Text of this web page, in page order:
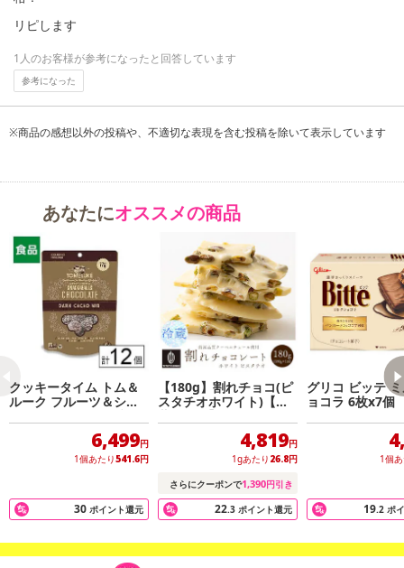
リピします
1人のお客様が参考になったと回答しています
参考になった
※商品の感想以外の投稿や、不適切な表現を含む投稿を除いて表示しています
あなたにオススメの商品
クッキータイム トム＆
ルーク フルーツ＆シー
ドボールカカオニブ 77g
6,499円
1個あたり541.6円
30 ポイント還元
【180g】割れチョコ(ピ
スタチオホワイト)【冷
蔵便配送】
4,819円
1gあたり 26.8円
さらにクーポンで1,390円引き
22.3 ポイント還元
グリコ ビッテ
ョコラ 6枚x7個
1個
19.2 ポ